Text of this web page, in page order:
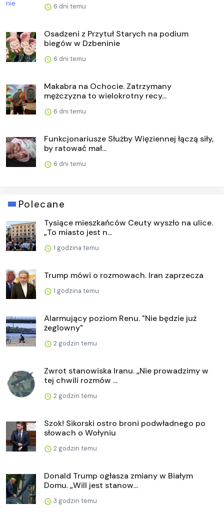
6 dni temu
Osadzeni z Przytuł Starych na podium
biegów w Dzbeninie
6 dni temu
Makabra na Ochocie. Zatrzymany
mężczyzna to wielokrotny recy...
6 dni temu
Funkcjonariusze Służby Więziennej łączą siły,
by ratować mał...
6 dni temu
Polecane
Tysiące mieszkańców Ceuty wyszło na ulice.
„To miasto jest n...
1 godzina temu
Trump mówi o rozmowach. Iran zaprzecza
1 godzina temu
Alarmujący poziom Renu. "Nie będzie już
żeglowny"
2 godzin temu
Zwrot stanowiska Iranu. „Nie prowadzimy w
tej chwili rozmów ...
2 godzin temu
Szok! Sikorski ostro broni podwładnego po
słowach o Wołyniu
2 godzin temu
Donald Trump ogłasza zmiany w Białym
Domu. „Will jest stanow...
3 godzin temu